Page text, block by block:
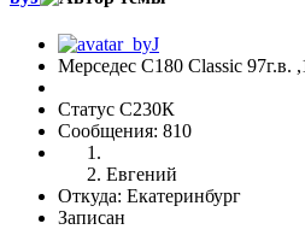
Мерседес С180 Classic
Статус С230К
Сообщения: 810
Евгений
Откуда: Екатеринбург
Записан